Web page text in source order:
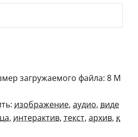
загружаемого файла: 8 М
изображение, аудио, виде
, интерактив, текст, архив, к